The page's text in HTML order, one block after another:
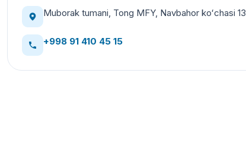
Muborak tumani, Tong MFY, Navbahor koʻchasi 13
+998 91 410 45 15